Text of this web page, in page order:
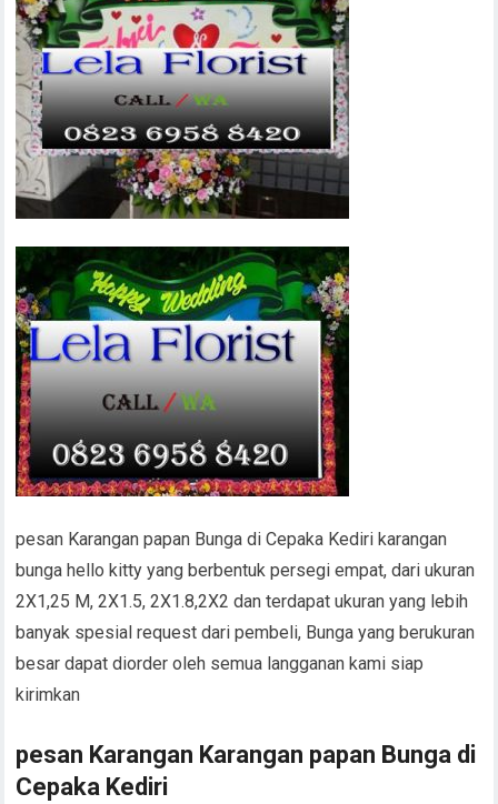
pesan Karangan papan Bunga di Cepaka Kediri karangan
bunga hello kitty yang berbentuk persegi empat, dari ukuran
2X1,25 M, 2X1.5, 2X1.8,2X2 dan terdapat ukuran yang lebih
banyak spesial request dari pembeli, Bunga yang berukuran
besar dapat diorder oleh semua langganan kami siap
kirimkan
pesan Karangan Karangan papan Bunga di
Cepaka Kediri